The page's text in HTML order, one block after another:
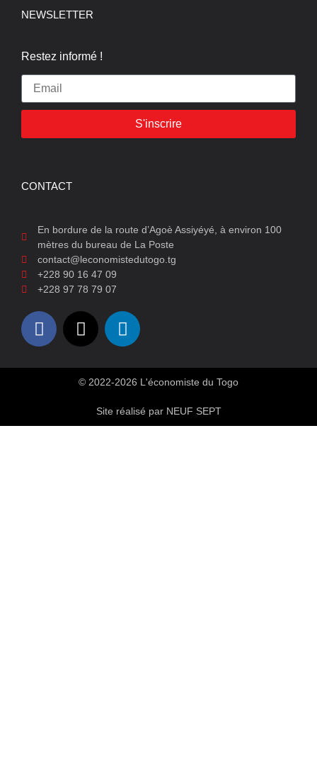
NEWSLETTER
Restez informé !
S'inscrire
CONTACT
En bordure de la route d’Agoè Assiyéyé, à environ 100
mètres du bureau de La Poste
contact@leconomistedutogo.tg
+228 90 16 47 09
+228 97 78 79 07
© 2022-2026 L'économiste du Togo
Site réalisé par NEUF SEPT